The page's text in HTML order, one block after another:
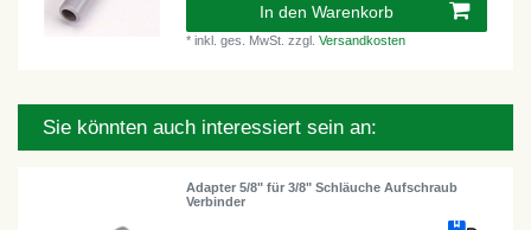
In den Warenkorb
*inkl. ges. MwSt. zzgl.Versandkosten
Sie könnten auch interessiert sein an:
Adapter 5/8" für 3/8" Schläuche Aufschraub
Verbinder